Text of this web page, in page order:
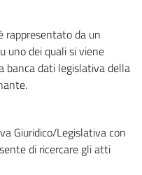
rappresentato da un
uno dei quali si viene
banca dati legislativa della
Giuridico/Legislativa con
di ricercare gli atti